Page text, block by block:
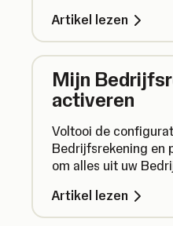
Artikel lezen
Mijn
activeren
Voltooi de
Bedrijfsrekening en
om alles uit uw
Artikel lezen